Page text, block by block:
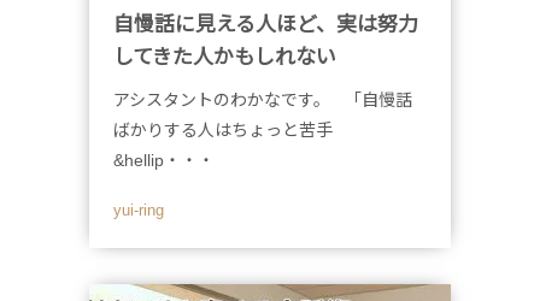
自慢話に見える人ほど、実は努力
してきた人かもしれない
アシスタントのわかなです。 「自慢話
ばかりする人はちょっと苦手
&hellip・・・
yui-ring